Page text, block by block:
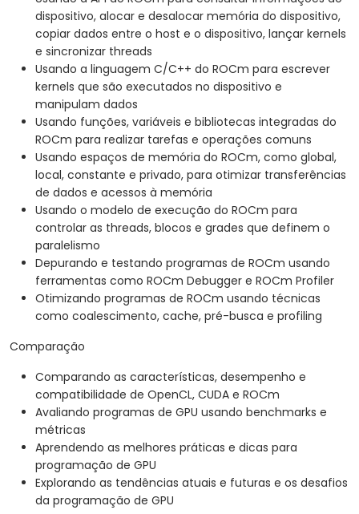
dispositivo, alocar e desalocar memória do dispositivo,
copiar dados entre o host e o dispositivo, lançar kernels
e sincronizar threads
Usando a linguagem C/C++ do ROCm para escrever
kernels que são executados no dispositivo e
manipulam dados
Usando funções, variáveis e bibliotecas integradas do
ROCm para realizar tarefas e operações comuns
Usando espaços de memória do ROCm, como global,
local, constante e privado, para otimizar transferências
de dados e acessos à memória
Usando o modelo de execução do ROCm para
controlar as threads, blocos e grades que definem o
paralelismo
Depurando e testando programas de ROCm usando
ferramentas como ROCm Debugger e ROCm Profiler
Otimizando programas de ROCm usando técnicas
como coalescimento, cache, pré-busca e profiling
Comparação
Comparando as características, desempenho e
compatibilidade de OpenCL, CUDA e ROCm
Avaliando programas de GPU usando benchmarks e
métricas
Aprendendo as melhores práticas e dicas para
programação de GPU
Explorando as tendências atuais e futuras e os desafios
da programação de GPU